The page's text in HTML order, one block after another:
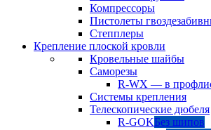
Компрессоры
Пистолеты
Степплеры
Крепление плоской кровли
Кровельные шайбы
Саморезы
R-WX — в
Системы крепления
Телескопические дюбеля
R-GOKБез шипов